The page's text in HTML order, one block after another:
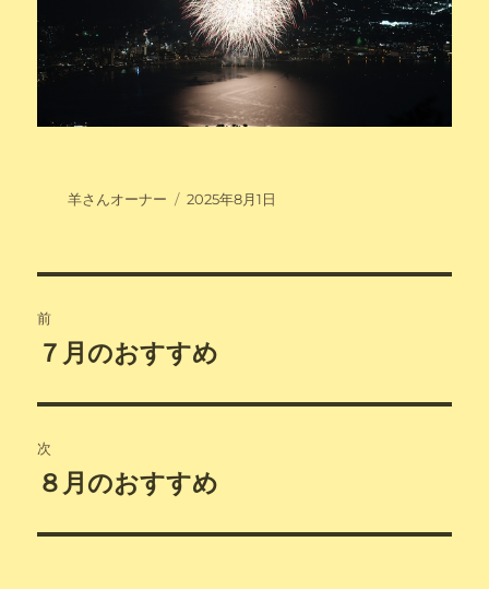
投
羊さんオーナー
投
2025年8月1日
稿
ビ
ゲ
ー
前
前
投
稿:
７月のおすすめ
次
次
投
８月のおすすめ